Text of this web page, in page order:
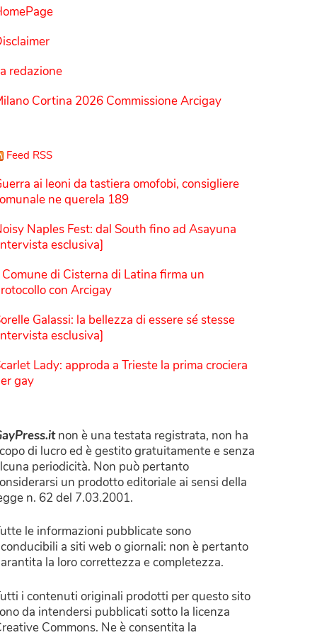
redazione
Cortina 2026 Commissione Arcigay
Feed RSS
ai leoni da tastiera omofobi, consigliere
ne querela 189
Naples Fest: dal South fino ad Asayuna
esclusiva]
Comune di Cisterna di Latina firma un
con Arcigay
Galassi: la bellezza di essere sé stesse
esclusiva]
Lady: approda a Trieste la prima crociera
gay
non è una testata registrata, non ha
di lucro ed è gestito gratuitamente e senza
periodicità. Non può pertanto
un prodotto editoriale ai sensi della
n. 62 del 7.03.2001.
le informazioni pubblicate sono
a siti web o giornali: non è pertanto
la loro correttezza e completezza.
i contenuti originali prodotti per questo sito
da intendersi pubblicati sotto la licenza
Commons. Ne è consentita la